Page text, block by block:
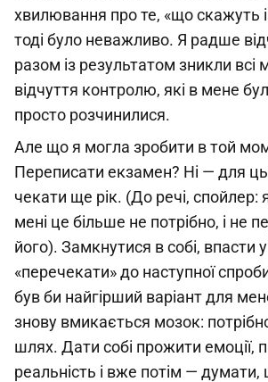
хвилювання про те, «що скажуть
тоді було неважливо. Я радше
разом із результатом зникли всі
відчуття контролю, які в мене
просто розчинилися.
Але що я могла зробити в той
Переписати екзамен? Ні — для
чекати ще рік. (До речі, спойлер:
мені це більше не потрібно, і не
його). Замкнутися в собі, впасти
«перечекати» до наступної
був би найгірший варіант для
знову вмикається мозок:
шлях. Дати собі прожити емоції,
реальність і вже потім — думати,